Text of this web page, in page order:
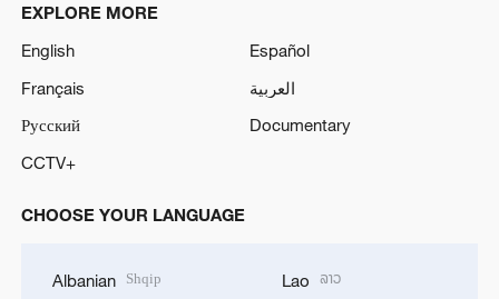
EXPLORE MORE
English
Español
Français
العربية
Русский
Documentary
CCTV+
CHOOSE YOUR LANGUAGE
Albanian Shqip Lao ລາວ